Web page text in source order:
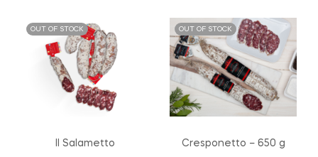
OUT OF STOCK
Il Salametto
OUT OF STOCK
Cresponetto – 650 g